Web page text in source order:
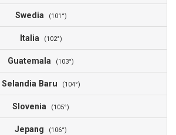
Swedia (101°)
Italia (102°)
Guatemala (103°)
Selandia Baru (104°)
Slovenia (105°)
Jepang (106°)